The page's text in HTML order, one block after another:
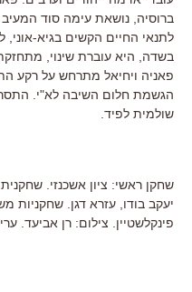
ברוסיה, נושאת עימה סוד
לתנאי החיים הקשים בגיא-אוני,
בשדה, היא עוברת שינוי,
פאניה ויחיאל מתרחש על רקע
הגשמת חלום השיבה לא"י.
שולמית לפיד.
שחקן ראשי: ציון אשכנזי.
יעקב בודו, עזרא דגן. שחקניות
פינקלשטיין. צילום: רן אביעד.